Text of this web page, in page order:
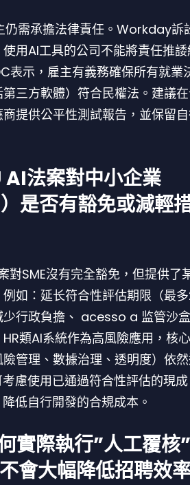
仍需承擔法律責任。Workday訴
用AI工具的公司不能將責任推
表示，雇主有義務確保所有就業
三方軟體）符合民權法。建議
提供公平性測試報告，並保留
AI法案對中小企業
）是否有豁免或減輕
對SME沒有完全豁免，但提供了
如：延长符合性評估期限（最
少行政負擔、 acesso a 监管沙盒
類AI系統作為高風險應用，核
管理、數據治理、透明度）依
考慮使用已通過符合性評估的現成
低自行開發的合規成本。
實際執行”人工覆核
會大幅降低招聘效